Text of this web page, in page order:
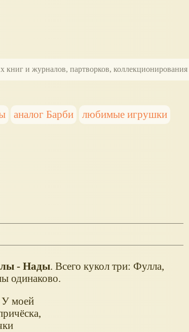
книг и журналов, партворков, коллекционирования
аналог Барби
любимые игрушки
- Нады. Всего кукол три: Фулла,
одинаково.
У моей